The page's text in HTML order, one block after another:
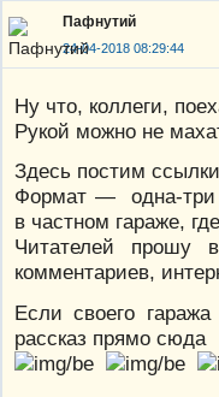
Пафнутий
24-04-2018 08:29:44
Ну что, коллеги,
Рукой можно не
Здесь постим
Формат — одна-три
в частном гараже,
Читателей прошу
комментариев,
Если своего
рассказ прямо сюда